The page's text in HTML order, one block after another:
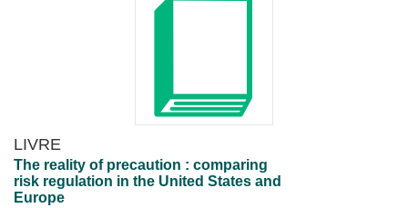
LIVRE
The reality of precaution : comparing
risk regulation in the United States and
Europe